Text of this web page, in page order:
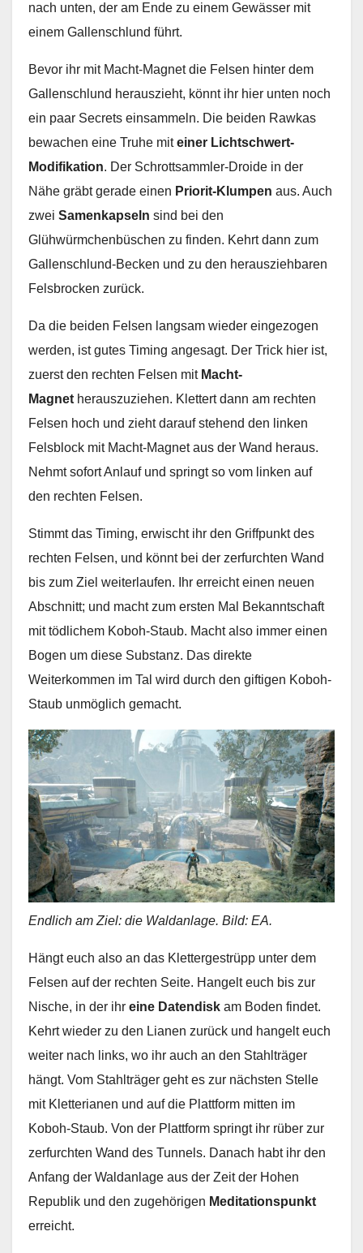
nach unten, der am Ende zu einem Gewässer mit
einem Gallenschlund führt.
Bevor ihr mit Macht-Magnet die Felsen hinter dem
Gallenschlund herauszieht, könnt ihr hier unten noch
ein paar Secrets einsammeln. Die beiden Rawkas
bewachen eine Truhe miteiner Lichtschwert-
Modifikation. Der Schrottsammler-Droide in der
Nähe gräbt gerade einen Priorit-Klumpen aus. Auch
zwei Samenkapseln sind bei den
Glühwürmchenbüschen zu finden. Kehrt dann zum
Gallenschlund-Becken und zu den herausziehbaren
Felsbrocken zurück.
Da die beiden Felsen langsam wieder eingezogen
werden, ist gutes Timing angesagt. Der Trick hier ist,
zuerst den rechten Felsen mit Macht-
Magnetherauszuziehen. Klettert dann am rechten
Felsen hoch und zieht darauf stehend den linken
Felsblock mit Macht-Magnet aus der Wand heraus.
Nehmt sofort Anlauf und springt so vom linken auf
den rechten Felsen.
Stimmt das Timing, erwischt ihr den Griffpunkt des
rechten Felsen, und könnt bei der zerfurchten Wand
bis zum Ziel weiterlaufen. Ihr erreicht einen neuen
Abschnitt; und macht zum ersten Mal Bekanntschaft
mit tödlichem Koboh-Staub. Macht also immer einen
Bogen um diese Substanz. Das direkte
Weiterkommen im Tal wird durch den giftigen Koboh-
Staub unmöglich gemacht.
Endlich am Ziel: die Waldanlage. Bild: EA.
Hängt euch also an das Klettergestrüpp unter dem
Felsen auf der rechten Seite. Hangelt euch bis zur
Nische, in der ihr eine Datendisk am Boden findet.
Kehrt wieder zu den Lianen zurück und hangelt euch
weiter nach links, wo ihr auch an den Stahlträger
hängt. Vom Stahlträger geht es zur nächsten Stelle
mit Kletterianen und auf die Plattform mitten im
Koboh-Staub. Von der Plattform springt ihr rüber zur
zerfurchten Wand des Tunnels. Danach habt ihr den
Anfang der Waldanlage aus der Zeit der Hohen
Republik und den zugehörigen Meditationspunkt
erreicht.